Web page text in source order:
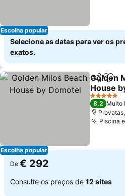
Escolha popular
Selecione as datas para ver os
exatos.
Escolha popular
Partilhar
Golden
House
5 Estrelas
8,2 Muito
Piscina
De € 292
Consulte os preços de 12 sites